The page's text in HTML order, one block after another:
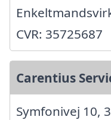
CVR: 35725687
Carentius
Symfonivej 10,